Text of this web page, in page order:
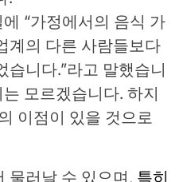
“가정에서의 음식 가
계의 다른 사람들보다
습니다.”라고 말했습니
모르겠습니다. 하지
이점이 있을 것으로
물러날 수 있으며, 특히